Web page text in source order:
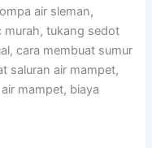
air sleman,
murah, tukang sedot
cara membuat sumur
saluran air mampet,
mampet, biaya